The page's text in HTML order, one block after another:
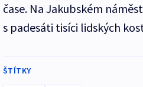
čase. Na Jakubském
s padesáti tisíci lidských
ŠTÍTKY